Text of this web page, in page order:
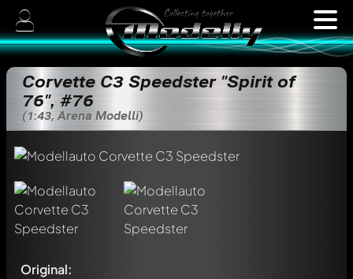
Corvette C3 Speedster "Spirit of
76", #76
(1:43, Arena Modelli)
Original: